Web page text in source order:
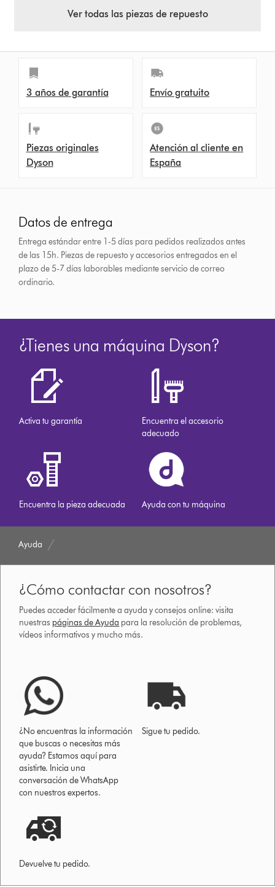
Ver todas las piezas de repuesto
3 años de garantía Envío gratuito
Piezas originales
Dyson
Atención al cliente en
España
Datos de entrega
Entrega estándar entre 1-5 días para pedidos realizados antes
de las 15h. Piezas de repuesto y accesorios entregados en el
plazo de 5-7 días laborables mediante servicio de correo
ordinario.
¿Tienes una máquina Dyson?
Activa tu garantía
Encuentra el accesorio
adecuado
Encuentra la pieza adecuada Ayuda con tu máquina
Ayuda
¿Cómo contactar con nosotros?
Puedes acceder fácilmente a ayuda y consejos online: visita
nuestras páginas de Ayuda para la resolución de problemas,
vídeos informativos y mucho más.
¿No encuentras la información
que buscas o necesitas más
ayuda? Estamos aquí para
asistirte. Inicia una
conversación de WhatsApp
con nuestros expertos.
Sigue tu pedido.
Devuelve tu pedido.